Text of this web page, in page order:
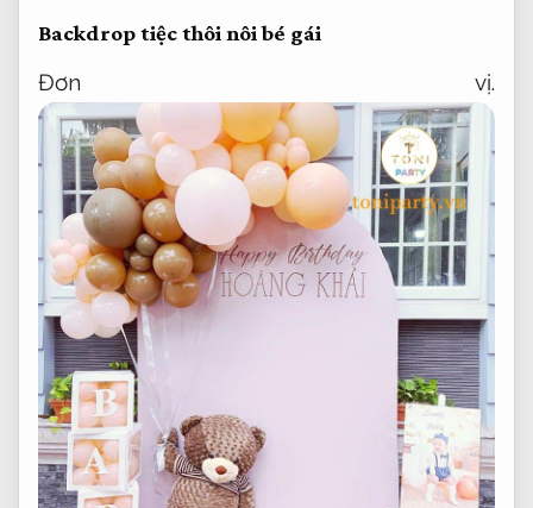
Backdrop tiệc thôi nôi bé gái
Đơn vị.